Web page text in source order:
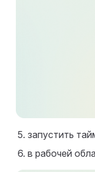
запустить
в рабочей